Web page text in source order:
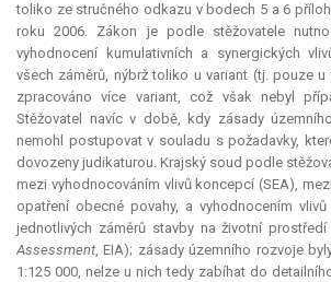
toliko ze stručného odkazu v bodech 5 a 6
roku 2006. Zákon je podle stěžovatele
vyhodnocení kumulativních a synergických
všech záměrů, nýbrž toliko u variant (tj. pouze
zpracováno více variant, což však nebyl
Stěžovatel navíc v době, kdy zásady
nemohl postupovat v souladu s požadavky,
dovozeny judikaturou. Krajský soud podle
mezi vyhodnocováním vlivů koncepcí (SEA),
opatření obecné povahy, a vyhodnocením
jednotlivých záměrů stavby na životní prostředí
Assessment, EIA); zásady územního rozvoje
1:125 000, nelze u nich tedy zabíhat do